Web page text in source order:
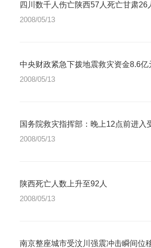
四川数千人伤亡陕西57人死亡甘肃26
2008/05/13
中央财政紧急下拨地震救灾资金8.6亿
2008/05/13
国务院救灾指挥部：晚上12点前进入
2008/05/13
陕西死亡人数上升至92人
2008/05/13
南京整座城市受汶川强震冲击瞬间位